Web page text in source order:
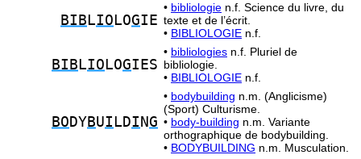
BIB LIO LOGIE
• bibliologie n.f. Science du livre, du
texte et de l’écrit.
• BIBLIOLOGIE n.f.
BIB LIO LOGIES
• bibliologies n.f. Pluriel de
bibliologie.
• BIBLIOLOGIE n.f.
BO DYBUI LDI NG
• bodybuilding n.m. (Anglicisme)
(Sport) Culturisme.
• body-building n.m. Variante
orthographique de bodybuilding.
• BODYBUILDING n.m. Musculation.